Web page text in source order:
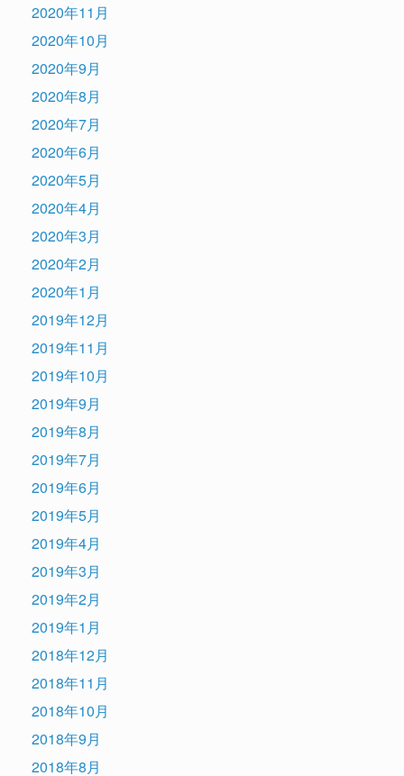
2020年11月
2020年10月
2020年9月
2020年8月
2020年7月
2020年6月
2020年5月
2020年4月
2020年3月
2020年2月
2020年1月
2019年12月
2019年11月
2019年10月
2019年9月
2019年8月
2019年7月
2019年6月
2019年5月
2019年4月
2019年3月
2019年2月
2019年1月
2018年12月
2018年11月
2018年10月
2018年9月
2018年8月